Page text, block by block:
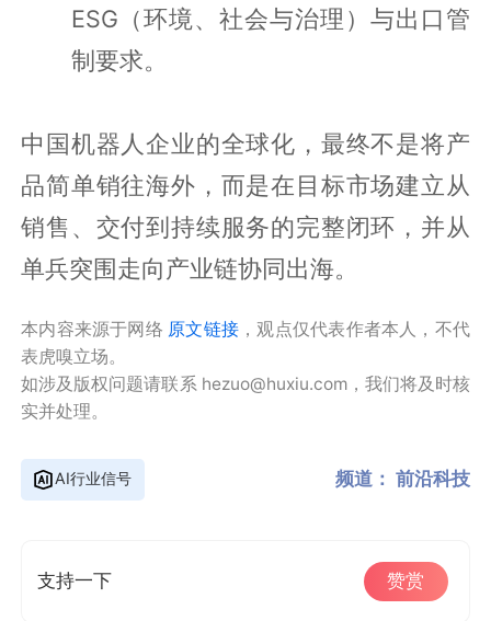
ESG（环境、社会与治理）与出口管
制要求。
中国机器人企业的全球化，最终不是将产
品简单销往海外，而是在目标市场建立从
销售、交付到持续服务的完整闭环，并从
单兵突围走向产业链协同出海。
本内容来源于网络 原文链接 ，观点仅代表作者本人，不代
表虎嗅立场。
如涉及版权问题请联系 hezuo@huxiu.com，我们将及时核
实并处理。
AI行业信号 频道： 前沿科技
支持一下 赞赏